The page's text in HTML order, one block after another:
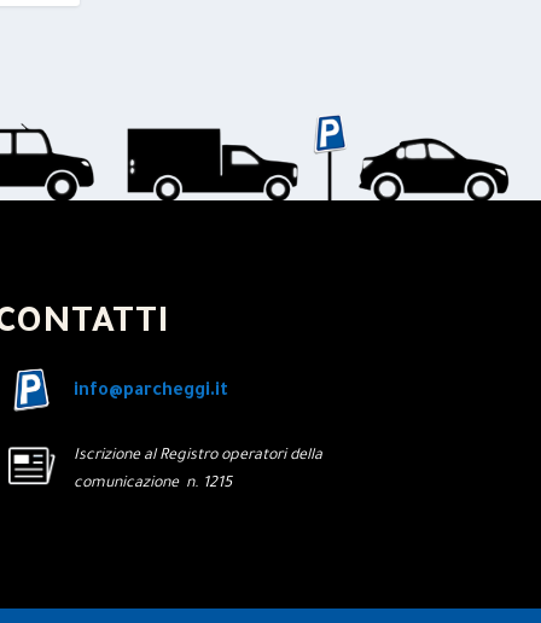
info@parcheggi.it
Iscrizione al Registro operatori della
comunicazione n. 1215